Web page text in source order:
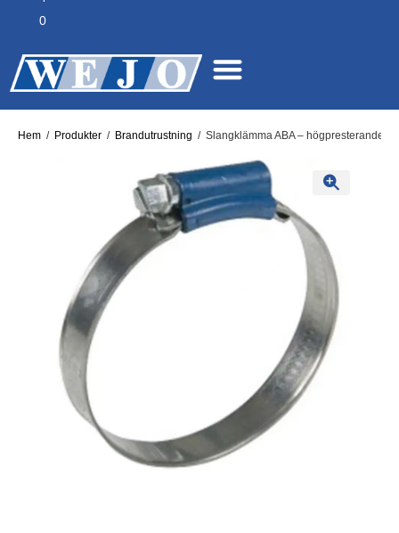
0
Hem / Produkter / Brandutrustning / Slangklämma ABA – högpresterande